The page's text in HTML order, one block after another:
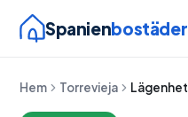
Spanienbostäder
Hem Torrevieja Lägenhet